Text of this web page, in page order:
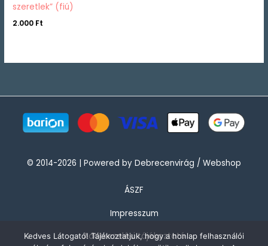
szeretlek” (fiú)
2.000 Ft
© 2014-2026 | Powered by Debrecenvirág / Webshop
ÁSZF
Impresszum
Adatkezelési tájékoztató
Kedves Látogató! Tájékoztatjuk, hogy a honlap felhasználói